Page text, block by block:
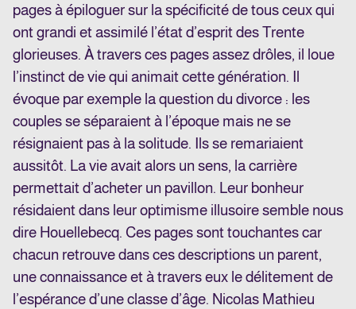
pages à épiloguer sur la spécificité de tous ceux qui
ont grandi et assimilé l’état d’esprit des Trente
glorieuses. À travers ces pages assez drôles, il loue
l’instinct de vie qui animait cette génération. Il
évoque par exemple la question du divorce : les
couples se séparaient à l’époque mais ne se
résignaient pas à la solitude. Ils se remariaient
aussitôt. La vie avait alors un sens, la carrière
permettait d’acheter un pavillon. Leur bonheur
résidaient dans leur optimisme illusoire semble nous
dire Houellebecq. Ces pages sont touchantes car
chacun retrouve dans ces descriptions un parent,
une connaissance et à travers eux le délitement de
l’espérance d’une classe d’âge. Nicolas Mathieu